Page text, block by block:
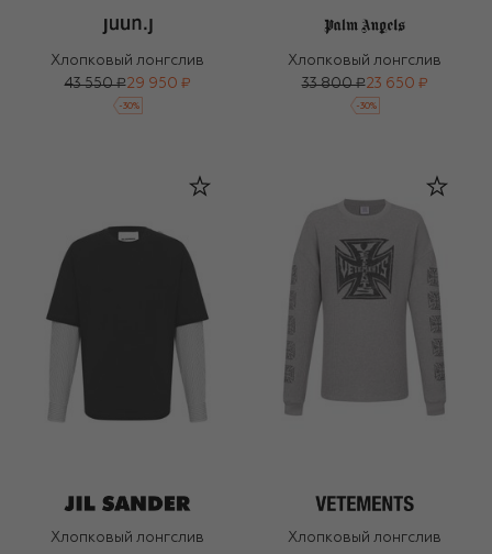
Хлопковый лонгслив
43 550 ₽29 950 ₽
-30%
Хлопковый лонгслив
33 800 ₽23 650 ₽
-30%
Хлопковый лонгслив Хлопковый лонгслив